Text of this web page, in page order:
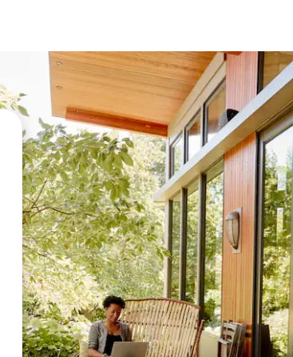
met je de pijltjestoetsen omhoog en omlaag, óf